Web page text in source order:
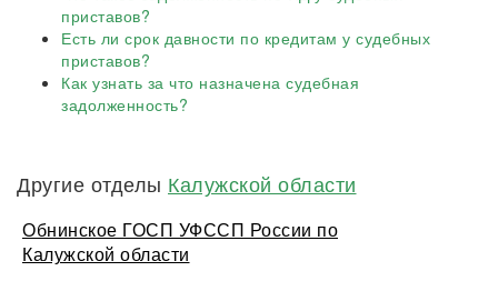
приставов?
Есть ли срок давности по кредитам у судебных
приставов?
Как узнать за что назначена судебная
задолженность?
Другие отделы Калужской области
Обнинское ГОСП УФССП России по
Калужской области